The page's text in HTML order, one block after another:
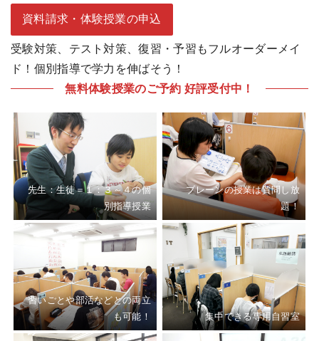
資料請求・体験授業の申込
受験対策、テスト対策、復習・予習もフルオーダーメイ
ド！個別指導で学力を伸ばそう！
無料体験授業のご予約 好評受付中！
先生：生徒＝１：３～４の個
別指導授業
ブレーンの授業は質問し放
題！
習いごとや部活などとの両立
も可能！
集中できる専用自習室